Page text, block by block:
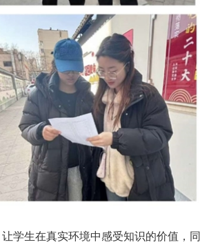
学生在真实环境中感受知识的价值，同